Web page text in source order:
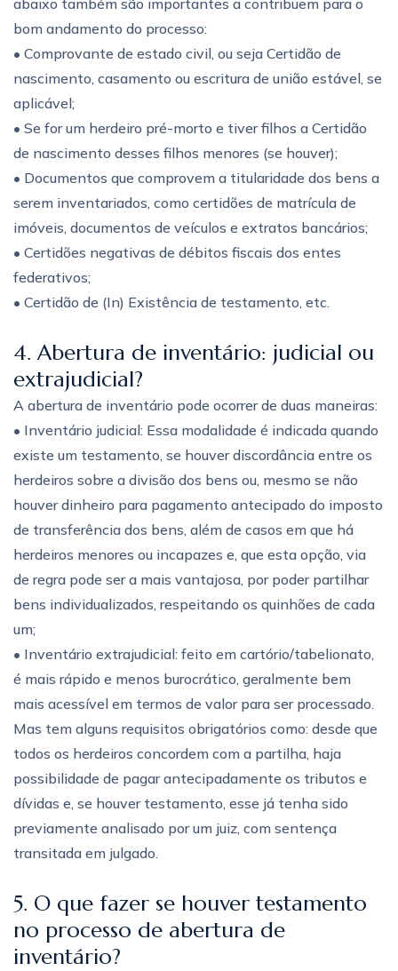
bom andamento do processo:
• Comprovante de estado civil, ou seja Certidão de
nascimento, casamento ou escritura de união estável, se
aplicável;
• Se for um herdeiro pré-morto e tiver filhos a Certidão
de nascimento desses filhos menores (se houver);
• Documentos que comprovem a titularidade dos bens a
serem inventariados, como certidões de matrícula de
imóveis, documentos de veículos e extratos bancários;
• Certidões negativas de débitos fiscais dos entes
federativos;
• Certidão de (In) Existência de testamento, etc.
4. Abertura de inventário: judicial ou
extrajudicial?
A abertura de inventário pode ocorrer de duas maneiras:
• Inventário judicial: Essa modalidade é indicada quando
existe um testamento, se houver discordância entre os
herdeiros sobre a divisão dos bens ou, mesmo se não
houver dinheiro para pagamento antecipado do imposto
de transferência dos bens, além de casos em que há
herdeiros menores ou incapazes e, que esta opção, via
de regra pode ser a mais vantajosa, por poder partilhar
bens individualizados, respeitando os quinhões de cada
um;
• Inventário extrajudicial: feito em cartório/tabelionato,
é mais rápido e menos burocrático, geralmente bem
mais acessível em termos de valor para ser processado.
Mas tem alguns requisitos obrigatórios como: desde que
todos os herdeiros concordem com a partilha, haja
possibilidade de pagar antecipadamente os tributos e
dívidas e, se houver testamento, esse já tenha sido
previamente analisado por um juiz, com sentença
transitada em julgado.
5. O que fazer se houver testamento
no processo de abertura de
inventário?